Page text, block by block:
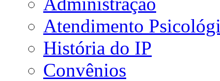
Atendimento
História do IP
Convênios